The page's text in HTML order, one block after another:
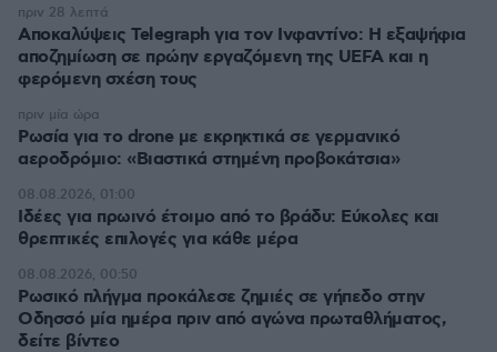
Αποκαλύψεις Telegraph για τον Ινφαντίνο: Η εξαψήφια
αποζημίωση σε πρώην εργαζόμενη της UEFA και η
φερόμενη σχέση τους
πριν 28 λεπτά
Ρωσία για το drone με εκρηκτικά σε γερμανικό
αεροδρόμιο: «Βιαστικά στημένη προβοκάτσια»
πριν μία ώρα
Ιδέες για πρωινό έτοιμο από το βράδυ: Εύκολες και
θρεπτικές επιλογές για κάθε μέρα
08.08.2026, 01:00
Ρωσικό πλήγμα προκάλεσε ζημιές σε γήπεδο στην
Οδησσό μία ημέρα πριν από αγώνα πρωταθλήματος,
δείτε βίντεο
08.08.2026, 00:50